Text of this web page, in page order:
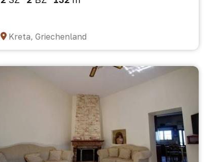
Kreta, Griechenland